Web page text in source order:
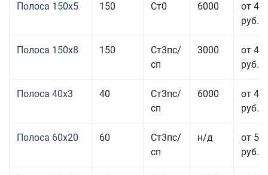
Полоса 150x5 150 Ст0 6000
от 46
руб.
Полоса 150x8 150
Ст3пс/
сп
3000
от 42
руб.
Полоса 40x3 40
Ст3пс/
сп
6000
от 46
руб.
Полоса 60x20 60
Ст3пс/
сп
н/д
от 53
руб.